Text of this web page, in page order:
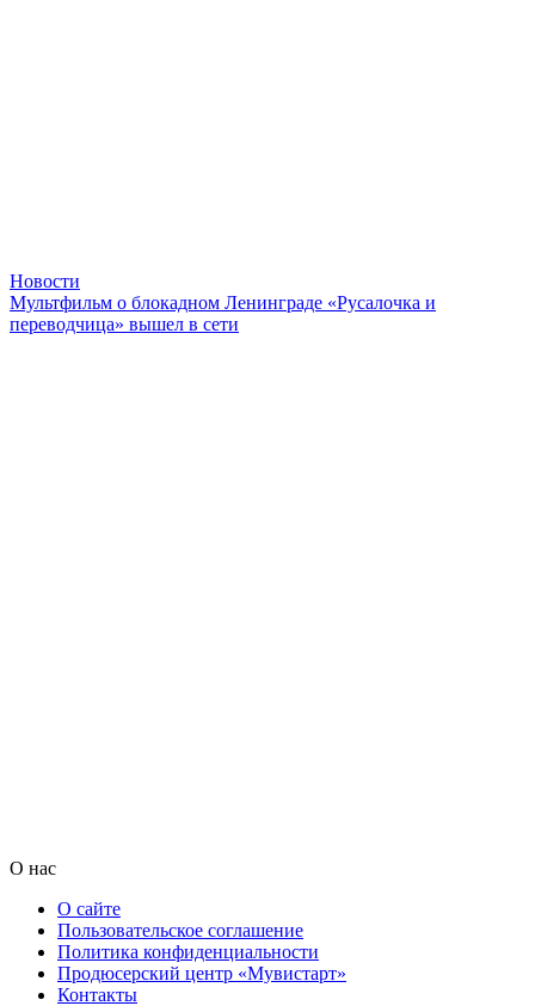
Новости
Мультфильм о блокадном Ленинграде «Русалочка и
переводчица» вышел в сети
О нас
О сайте
Пользовательское соглашение
Политика конфиденциальности
Продюсерский центр «Мувистарт»
Контакты